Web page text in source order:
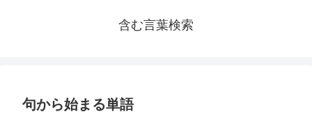
含む言葉検索
句から始まる単語